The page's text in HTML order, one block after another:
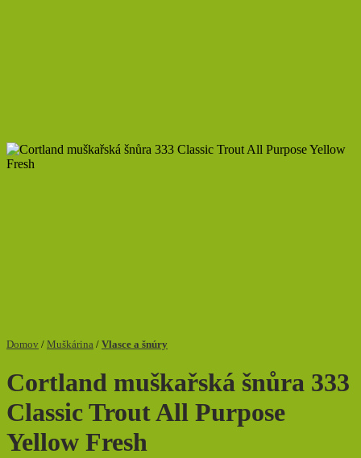
Domov / Muškárina / Vlasce a šnúry
Cortland muškařská šnůra 333
Classic Trout All Purpose
Yellow Fresh